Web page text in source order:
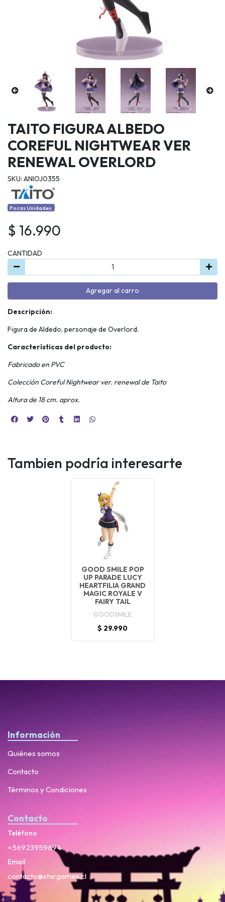
TAITO FIGURA ALBEDO
COREFUL NIGHTWEAR VER
RENEWAL OVERLORD
SKU: ANIOJ0355
Pocas Unidades.
$ 16.990
CANTIDAD
Agregar al carro
Descripción:
Figura de Aldedo, personaje de Overlord.
Características del producto:
Fabricado en PVC
Colección Coreful Nightwear ver. renewal de Taito
Altura de 18 cm. aprox.
Tambien podría interesarte
GOOD SMILE POP
UP PARADE LUCY
HEARTFILIA GRAND
MAGIC ROYALE V
FAIRY TAIL
GOODSMILE
$ 29.990
Información
Quiénes somos
Contacto
Términos y Condiciones
Contacto
Teléfono
+56923959694
Email
contacto@stargames.cl